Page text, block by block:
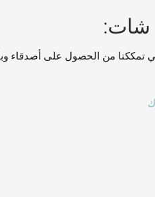
شات:
من الحصول على أصدقاء